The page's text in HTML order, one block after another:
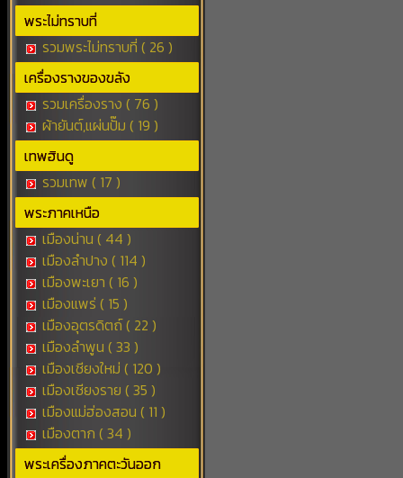
พระไม่ทราบที่
รวมพระไม่ทราบที่ ( 26 )
เครื่องรางของขลัง
รวมเครื่องราง ( 76 )
ผ้ายันต์,แผ่นปั๊ม ( 19 )
เทพฮินดู
รวมเทพ ( 17 )
พระภาคเหนือ
เมืองน่าน ( 44 )
เมืองลำปาง ( 114 )
เมืองพะเยา ( 16 )
เมืองแพร่ ( 15 )
เมืองอุตรดิตถ์ ( 22 )
เมืองลำพูน ( 33 )
เมืองเชียงใหม่ ( 120 )
เมืองเชียงราย ( 35 )
เมืองแม่ฮ่องสอน ( 11 )
เมืองตาก ( 34 )
พระเครื่องภาคตะวันออก